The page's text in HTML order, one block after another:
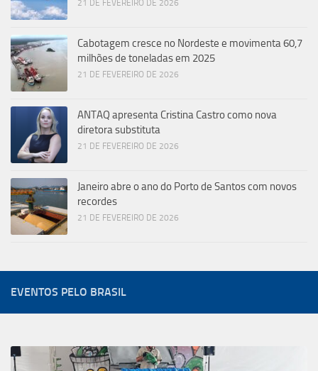
21 DE FEVEREIRO DE 2026
Cabotagem cresce no Nordeste e movimenta 60,7
milhões de toneladas em 2025
21 DE FEVEREIRO DE 2026
ANTAQ apresenta Cristina Castro como nova
diretora substituta
21 DE FEVEREIRO DE 2026
Janeiro abre o ano do Porto de Santos com novos
recordes
21 DE FEVEREIRO DE 2026
EVENTOS PELO BRASIL